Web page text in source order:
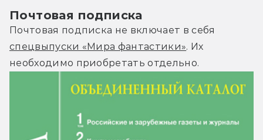
Почтовая подписка
Почтовая подписка не включает в себя
спецвыпуски «Мира фантастики». Их
необходимо приобретать отдельно.